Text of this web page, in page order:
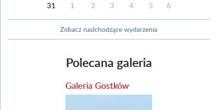
31
1 2 3 4 5 6
Zobacz nadchodzące wydarzenia
Polecana galeria
Galeria Gostków